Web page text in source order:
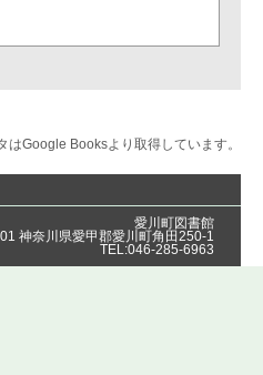
Google Booksより取得しています。
愛川町図書館
神奈川県愛甲郡愛川町角田250-1
TEL:046-285-6963